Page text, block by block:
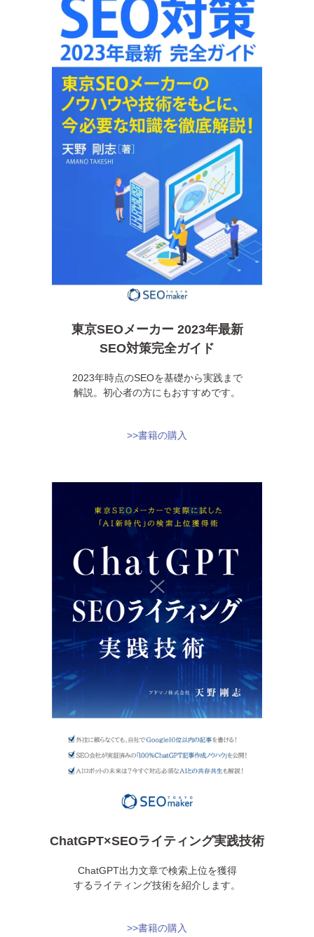
東京SEOメーカー 2023年最新
SEO対策完全ガイド
2023年時点のSEOを基礎から実践まで
解説。初心者の方にもおすすめです。
>>書籍の購入
ChatGPT×SEOライティング実践技術
ChatGPT出力文章で検索上位を獲得
するライティング技術を紹介します。
>>書籍の購入